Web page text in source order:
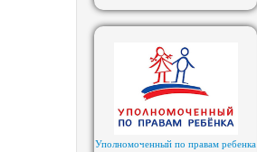
Уполномоченный по правам ребенка